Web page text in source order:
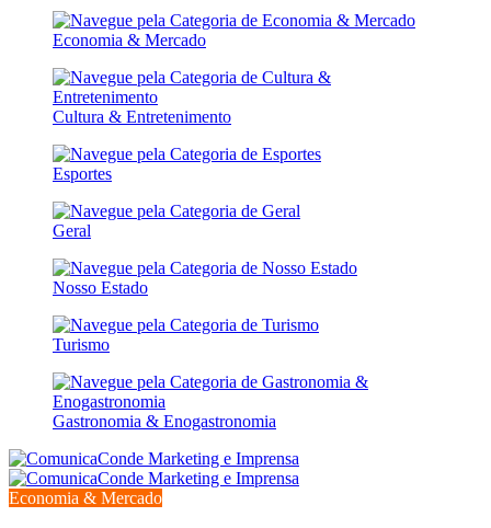
Economia & Mercado
Cultura & Entretenimento
Esportes
Geral
Nosso Estado
Turismo
Gastronomia & Enogastronomia
Economia & Mercado